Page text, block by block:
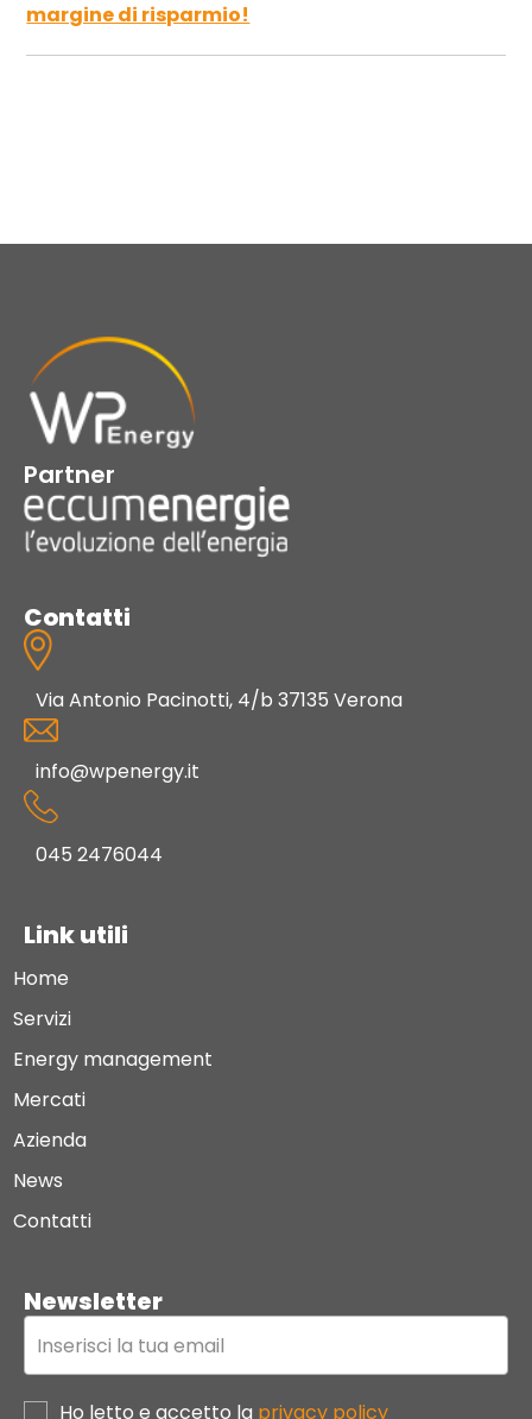
margine di risparmio!
Partner
Contatti
Via Antonio Pacinotti, 4/b 37135 Verona
info@wpenergy.it
045 2476044
Link utili
Home
Servizi
Energy management
Mercati
Azienda
News
Contatti
Newsletter
Ho letto e accetto la privacy policy